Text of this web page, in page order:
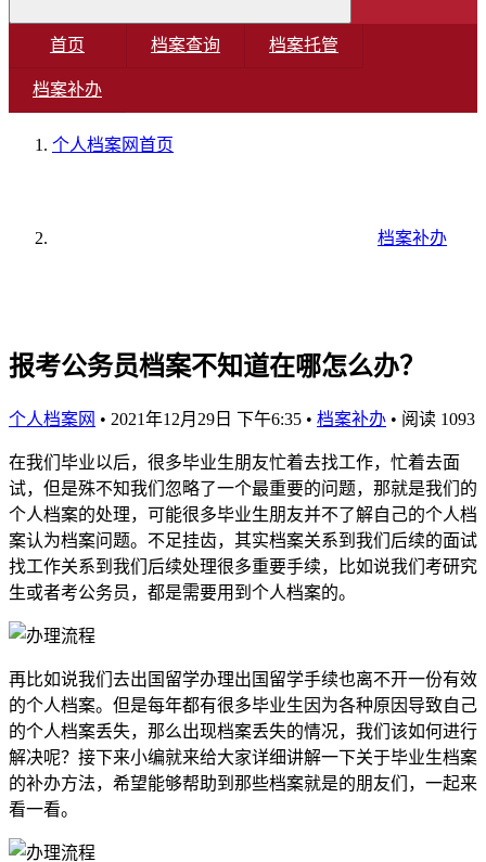
首页 档案查询 档案托管
档案补办
个人档案网首页
档案补办
报考公务员档案不知道在哪怎么办？
个人档案网 • 2021年12月29日 下午6:35 • 档案补办 • 阅读 1093
在我们毕业以后，很多毕业生朋友忙着去找工作，忙着去面
试，但是殊不知我们忽略了一个最重要的问题，那就是我们的
个人档案的处理，可能很多毕业生朋友并不了解自己的个人档
案认为档案问题。不足挂齿，其实档案关系到我们后续的面试
找工作关系到我们后续处理很多重要手续，比如说我们考研究
生或者考公务员，都是需要用到个人档案的。
再比如说我们去出国留学办理出国留学手续也离不开一份有效
的个人档案。但是每年都有很多毕业生因为各种原因导致自己
的个人档案丢失，那么出现档案丢失的情况，我们该如何进行
解决呢？接下来小编就来给大家详细讲解一下关于毕业生档案
的补办方法，希望能够帮助到那些档案就是的朋友们，一起来
看一看。